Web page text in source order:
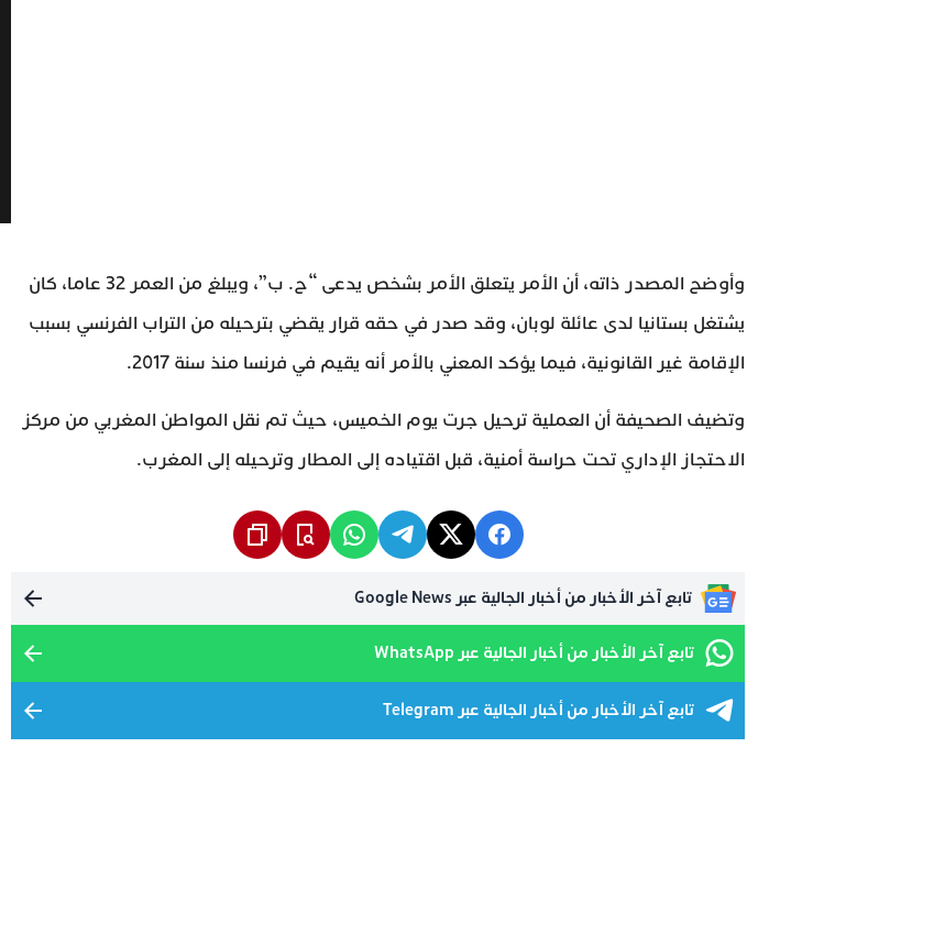
وأوضح المصدر ذاته، أن الأمر يتعلق الأمر بشخص يدعى “ح. ب”، ويبلغ من العمر 32 عاما، كان
يشتغل بستانيا لدى عائلة لوبان، وقد صدر في حقه قرار يقضي بترحيله من التراب الفرنسي بسبب
الإقامة غير القانونية، فيما يؤكد المعني بالأمر أنه يقيم في فرنسا منذ سنة 2017.
وتضيف الصحيفة أن العملية ترحيل جرت يوم الخميس، حيث تم نقل المواطن المغربي من مركز
الاحتجاز الإداري تحت حراسة أمنية، قبل اقتياده إلى المطار وترحيله إلى المغرب.
تابع آخر الأخبار من أخبار الجالية عبر Google News
تابع آخر الأخبار من أخبار الجالية عبر WhatsApp
تابع آخر الأخبار من أخبار الجالية عبر Telegram